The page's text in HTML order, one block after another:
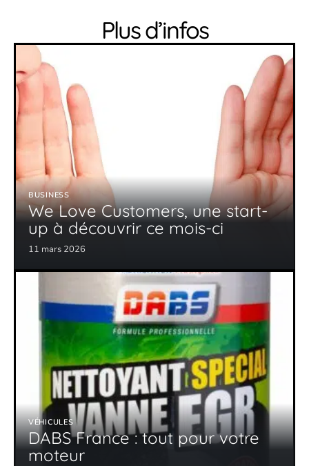
Plus d’infos
BUSINESS
We Love Customers, une start-
up à découvrir ce mois-ci
11 mars 2026
VÉHICULES
DABS France : tout pour votre
moteur